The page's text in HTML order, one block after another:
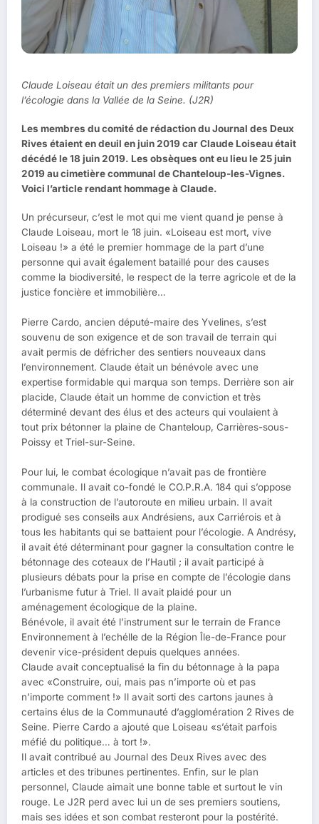
Claude Loiseau était un des premiers militants pour
l’écologie dans la Vallée de la Seine. (J2R)
Les membres du comité de rédaction du Journal des Deux
Rives étaient en deuil en juin 2019 car Claude Loiseau était
décédé le 18 juin 2019. Les obsèques ont eu lieu le 25 juin
2019 au cimetière communal de Chanteloup-les-Vignes.
Voici l’article rendant hommage à Claude.
Un précurseur, c’est le mot qui me vient quand je pense à
Claude Loiseau, mort le 18 juin. «Loiseau est mort, vive
Loiseau !» a été le premier hommage de la part d’une
personne qui avait également bataillé pour des causes
comme la biodiversité, le respect de la terre agricole et de la
justice foncière et immobilière…
Pierre Cardo, ancien député-maire des Yvelines, s’est
souvenu de son exigence et de son travail de terrain qui
avait permis de défricher des sentiers nouveaux dans
l’environnement. Claude était un bénévole avec une
expertise formidable qui marqua son temps. Derrière son air
placide, Claude était un homme de conviction et très
déterminé devant des élus et des acteurs qui voulaient à
tout prix bétonner la plaine de Chanteloup, Carrières-sous-
Poissy et Triel-sur-Seine.
Pour lui, le combat écologique n’avait pas de frontière
communale. Il avait co-fondé le CO.P.R.A. 184 qui s’oppose
à la construction de l’autoroute en milieu urbain. Il avait
prodigué ses conseils aux Andrésiens, aux Carriérois et à
tous les habitants qui se battaient pour l’écologie. A Andrésy,
il avait été déterminant pour gagner la consultation contre le
bétonnage des coteaux de l’Hautil ; il avait participé à
plusieurs débats pour la prise en compte de l’écologie dans
l’urbanisme futur à Triel. Il avait plaidé pour un
aménagement écologique de la plaine.
Bénévole, il avait été l’instrument sur le terrain de France
Environnement à l’echélle de la Région Île-de-France pour
devenir vice-président depuis quelques années.
Claude avait conceptualisé la fin du bétonnage à la papa
avec «Construire, oui, mais pas n’importe où et pas
n’importe comment !» Il avait sorti des cartons jaunes à
certains élus de la Communauté d’agglomération 2 Rives de
Seine. Pierre Cardo a ajouté que Loiseau «s’était parfois
méfié du politique… à tort !».
Il avait contribué au Journal des Deux Rives avec des
articles et des tribunes pertinentes. Enfin, sur le plan
personnel, Claude aimait une bonne table et surtout le vin
rouge. Le J2R perd avec lui un de ses premiers soutiens,
mais ses idées et son combat resteront pour la postérité.